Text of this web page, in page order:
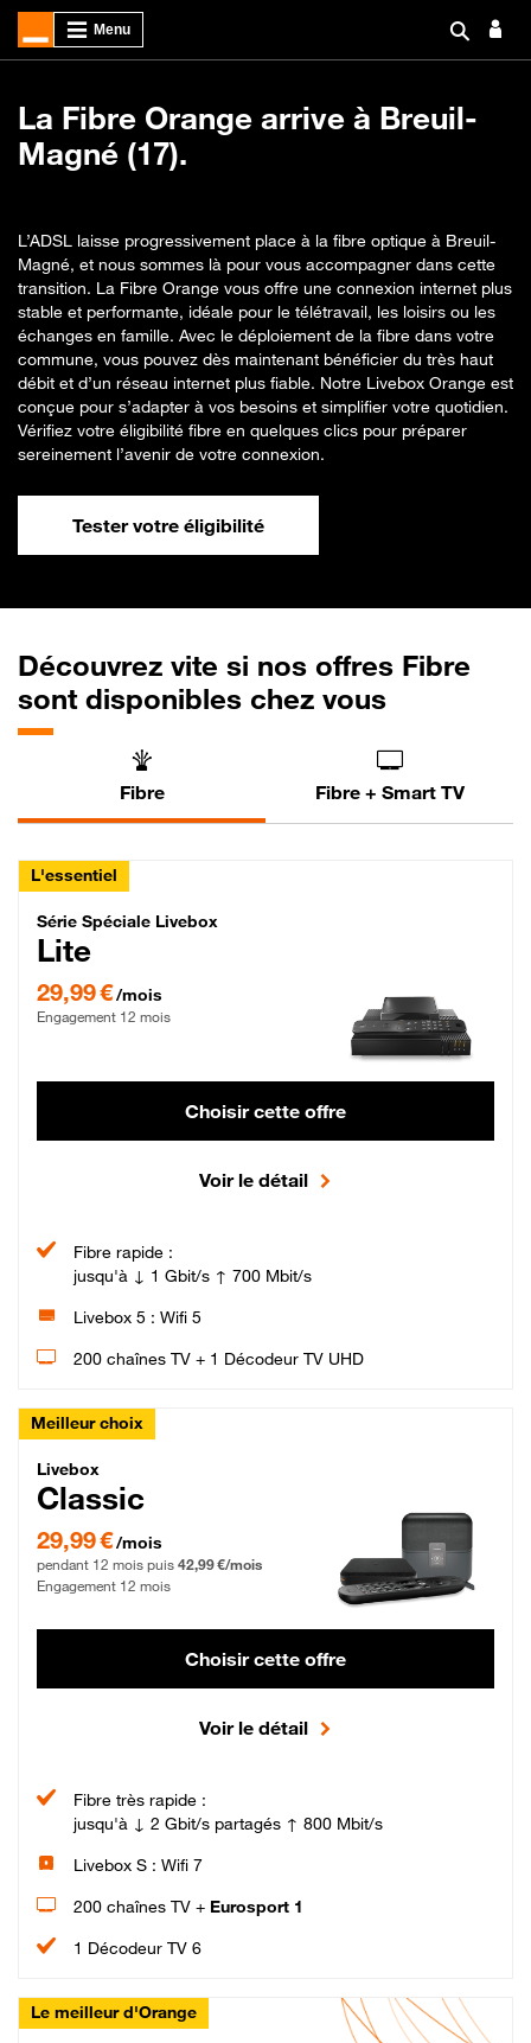
La Fibre Orange arrive à Breuil-
Magné (17).
L’ADSL laisse progressivement place à la fibre optique à Breuil-
Magné, et nous sommes là pour vous accompagner dans cette
transition. La Fibre Orange vous offre une connexion internet plus
stable et performante, idéale pour le télétravail, les loisirs ou les
échanges en famille. Avec le déploiement de la fibre dans votre
commune, vous pouvez dès maintenant bénéficier du très haut
débit et d’un réseau internet plus fiable. Notre Livebox Orange est
conçue pour s’adapter à vos besoins et simplifier votre quotidien.
Vérifiez votre éligibilité fibre en quelques clics pour préparer
sereinement l’avenir de votre connexion.
Tester votre éligibilité
Découvrez vite si nos offres Fibre
sont disponibles chez vous
Fibre Fibre + Smart TV
L'essentiel
Série Spéciale Livebox Lite Fibre
Série Spéciale Livebox
Lite
29,99 €/mois
Engagement 12 mois
Choisir cette offre
Voir le détail
Fibre rapide :
jusqu'à ↓ 1 Gbit/s ↑ 700 Mbit/s
Livebox 5 : Wifi 5
200 chaînes TV + 1 Décodeur TV UHD
Meilleur choix
Livebox Classic Fibre
Livebox
Classic
29,99 € par mois pendant 12 mois puis 42,99 € par mois, Engagement 12 mois
29,99 €/mois
pendant 12 mois puis 42,99 €/mois
Engagement 12 mois
Choisir cette offre
Voir le détail
Fibre très rapide :
jusqu'à ↓ 2 Gbit/s partagés ↑ 800 Mbit/s
Livebox S : Wifi 7
200 chaînes TV + Eurosport 1
1 Décodeur TV 6
Le meilleur d'Orange